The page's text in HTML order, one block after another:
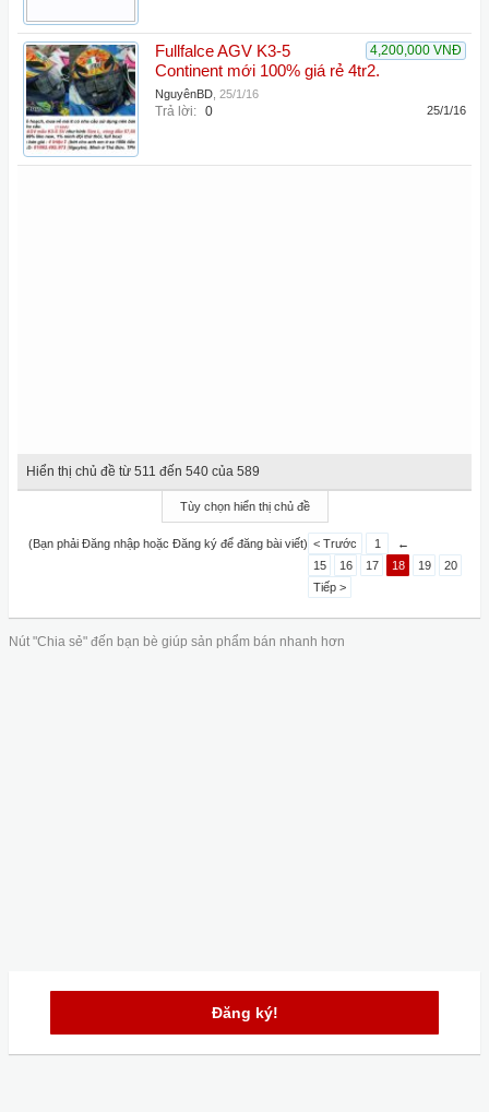
4,200,000 VNĐ
Fullfalce AGV K3-5
Continent mới 100% giá rẻ 4tr2.
NguyênBD 25/1/16
Trả lời: 0 25/1/16
Hiển thị chủ đề từ 511 đến 540 của 589
Tùy chọn hiển thị chủ đề
(Bạn phải Đăng nhập hoặc Đăng ký để đăng bài viết) < Trước 1
←
15
16 17 18 19
20
Tiếp >
Nút "Chia sẻ" đến bạn bè giúp sản phẩm bán nhanh hơn
Đăng ký!